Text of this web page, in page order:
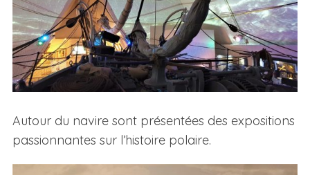
Autour du navire sont présentées des expositions
passionnantes sur l’histoire polaire.